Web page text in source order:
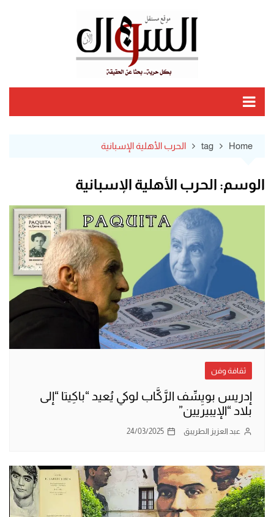
Home
tag الحرب الأهلية الإسبانية
الوسم: الحرب الأهلية الإسبانية
ثقافة وفن
إدريس بويِسِّف الرَّكَّاب لوكي يُعيد “باكِيتا “إلى
بلاد “الإيبيريين”
عبد العزيز الطريبق 24/03/2025